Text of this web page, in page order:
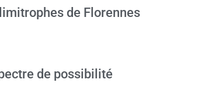
de Florennes
de possibilité